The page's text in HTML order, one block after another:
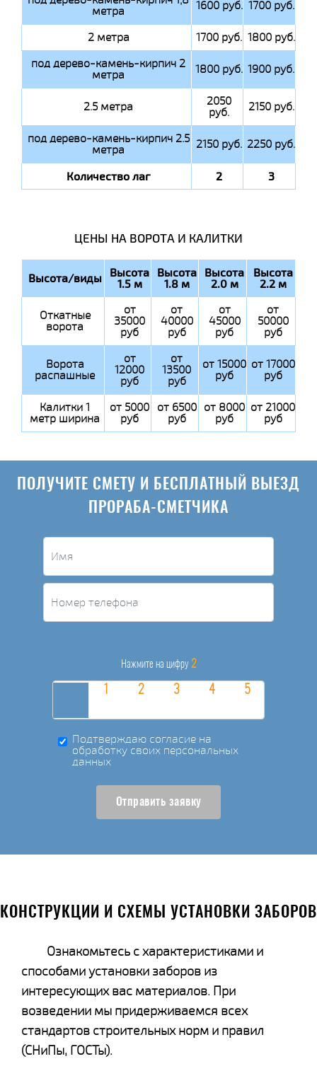
метра 1600 руб. 1700 руб.
2 метра 1700 руб. 1800 руб.
под дерево-камень-кирпич 2
метра 1800 руб. 1900 руб.
2.5 метра 2050
руб. 2150 руб.
под дерево-камень-кирпич 2.5
метра 2150 руб. 2250 руб.
Количество лаг 2 3
ЦЕНЫ НА ВОРОТА И КАЛИТКИ
Высота/виды Высота
1.5 м
Высота
1.8 м
Высота
2.0 м
Высота
2.2 м
Откатные
ворота
от
35000
руб
от
40000
руб
от
45000
руб
от
50000
руб
Ворота
распашные
от
12000
руб
от
13500
руб
от 15000
руб
от 17000
руб
Калитки 1
метр ширина
от 5000
руб
от 6500
руб
от 8000
руб
от 21000
руб
ПОЛУЧИТЕ СМЕТУ И БЕСПЛАТНЫЙ ВЫЕЗД
ПРОРАБА-СМЕТЧИКА
Нажмите на цифру 2
Подтверждаю согласие на
обработку своих персональных
данных
Отправить заявку
КОНСТРУКЦИИ И СХЕМЫ УСТАНОВКИ ЗАБОРОВ
Ознакомьтесь с характеристиками и
способами установки заборов из
интересующих вас материалов. При
возведении мы придерживаемся всех
стандартов строительных норм и правил
(СНиПы, ГОСТы).